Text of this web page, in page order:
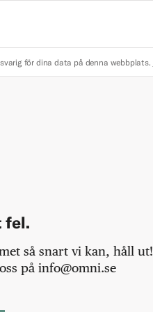
för dina data på denna webbplats.
fel.
så snart vi kan, håll ut!
på info@omni.se